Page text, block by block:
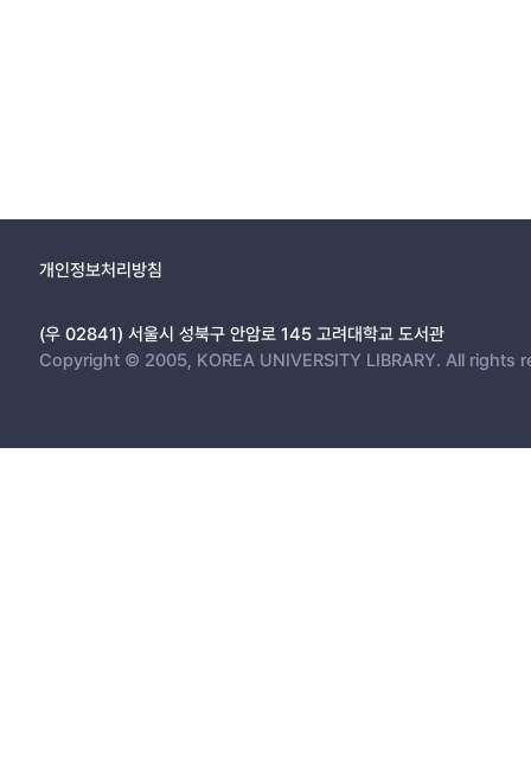
개인정보처리방침
(우 02841) 서울시 성북구 안암로 145 고려대학교 도서관
Copyright © 2005, KOREA UNIVERSITY LIBRARY. All rights